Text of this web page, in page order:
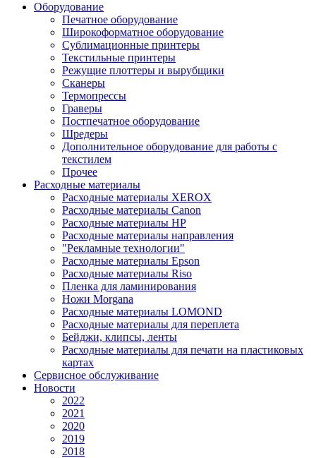
Оборудование
Печатное оборудование
Широкоформатное оборудование
Сублимационные принтеры
Текстильные принтеры
Режущие плоттеры и вырубщики
Сканеры
Термопрессы
Граверы
Постпечатное оборудование
Шредеры
Дополнительное оборудование для работы с
текстилем
Прочее
Расходные материалы
Расходные материалы XEROX
Расходные материалы Canon
Расходные материалы HP
Расходные материалы направления
"Рекламные технологии"
Расходные материалы Epson
Расходные материалы Riso
Пленка для ламинирования
Ножи Morgana
Расходные материалы LOMOND
Расходные материалы для переплета
Бейджи, клипсы, ленты
Расходные материалы для печати на пластиковых
картах
Сервисное обслуживание
Новости
2022
2021
2020
2019
2018